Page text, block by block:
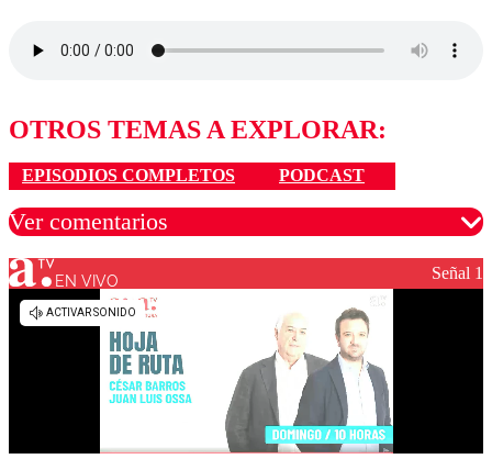
OTROS TEMAS A EXPLORAR:
EPISODIOS COMPLETOS PODCAST
Ver comentarios
Los comentarios son moderados para garantizar un
diálogo respetuoso.
EN VIVO Señal 1